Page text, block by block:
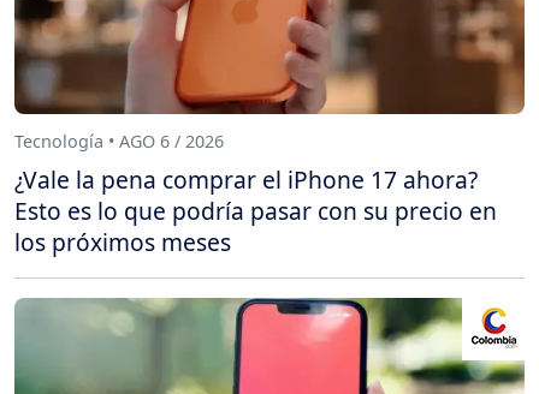
Tecnología • AGO 6 / 2026
¿Vale la pena comprar el iPhone 17 ahora?
Esto es lo que podría pasar con su precio en
los próximos meses